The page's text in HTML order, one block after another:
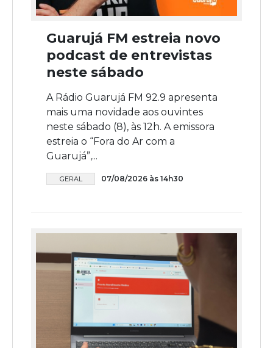
Guarujá FM estreia novo
podcast de entrevistas
neste sábado
A Rádio Guarujá FM 92.9 apresenta
mais uma novidade aos ouvintes
neste sábado (8), às 12h. A emissora
estreia o “Fora do Ar com a
Guarujá”,...
GERAL 07/08/2026 às 14h30